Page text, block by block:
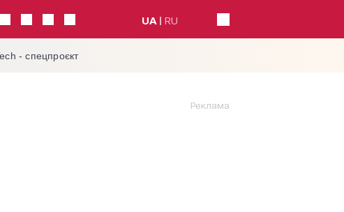
UA RU
- спецпроєкт
Реклама